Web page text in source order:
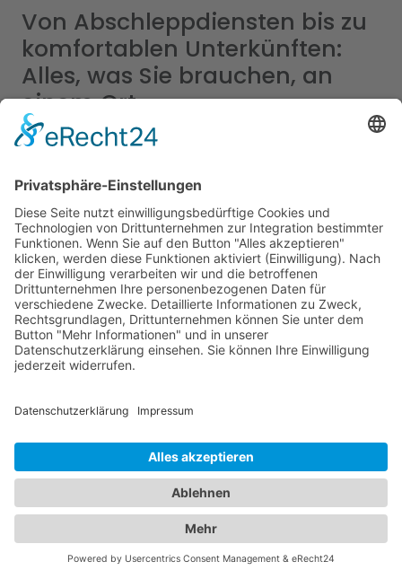
Von Abschleppdiensten bis zu
komfortablen Unterkünften:
Alles, was Sie brauchen, an
einem Ort
Unser umfangreiches Branchenportal bietet Ihnen
Abschleppdienste, sondern auch eine breite
Auswahl an Hotels für Ihren nächsten Aufenthalt.
Hier finden Sie alles, was Sie benötigen, um sowohl
im Notfall als auch bei der Urlaubsplanung bestens
informiert zu sein. Egal ob Sie einen
Abschleppdienst in Ihrer Nähe suchen oder nach
dem perfektenHotel Wolnzachfür Ihre
Reisevorhaben Ausschau halten - bei uns sind Sie
richtig. Unser Portal präsentiert Ihnen eine
umfassende Liste von Abschleppdiensten, die
Seite stehen. Erfahren Sie mehr über ihre
im Ernstfall schnell und zuverlässig Hilfe zu
erhalten. Gleichzeitig bieten wir Ihnen
Informationen zu verschiedenen Hotels in Ihrer
gewünschten Destination. Ob Sie nach einem
luxuriösen 5-Sterne-Hotel, einer gemütlichen
Pension oder einem budgetfreundlichen Hostel